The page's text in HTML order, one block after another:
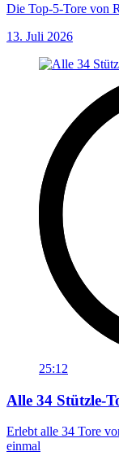
Die Top-5-Tore von
13. Juli 2026
25:12
Alle 34 Stützle-
Erlebt alle 34 Tore
einmal